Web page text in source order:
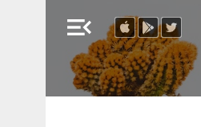
menu_open